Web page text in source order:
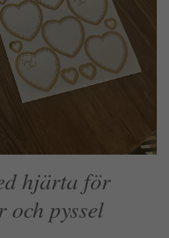
hjärta för
och pyssel